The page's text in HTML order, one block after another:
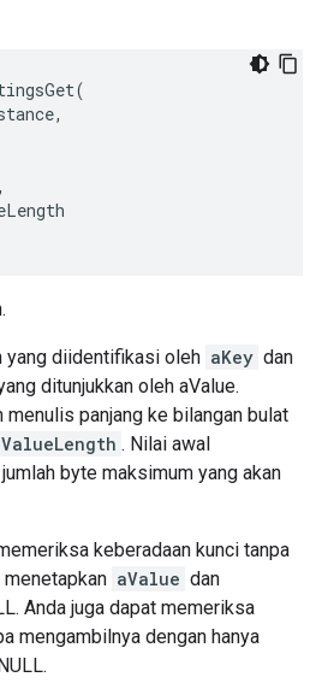
(
,
,
yang diidentifikasi oleh aKey dan
ditunjukkan oleh aValue.
menulis panjang ke bilangan bulat
. Nilai awal
byte maksimum yang akan
keberadaan kunci tanpa
aValue dan
Anda juga dapat memeriksa
mengambilnya dengan hanya